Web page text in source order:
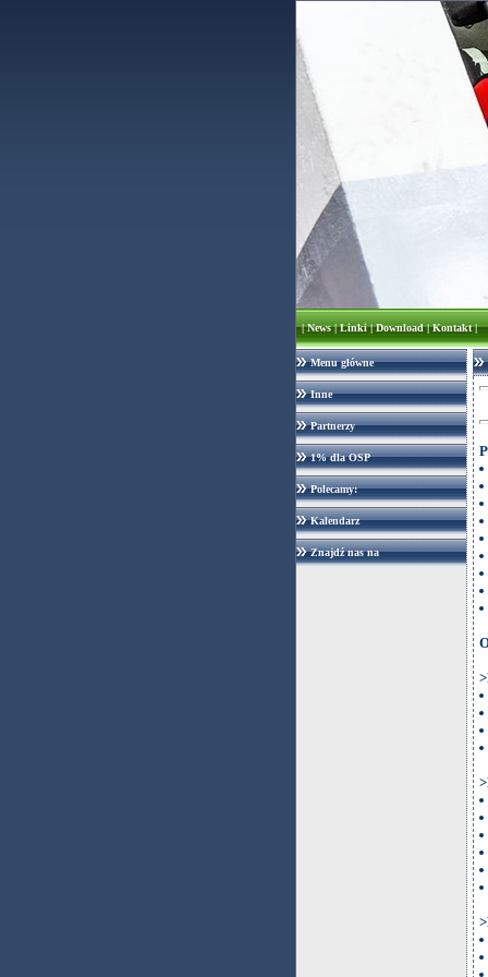
|News|Linki|Download|Kontakt|
Menu główne
Inne
Partnerzy
1% dla OSP
Polecamy:
Kalendarz
Znajdź nas na